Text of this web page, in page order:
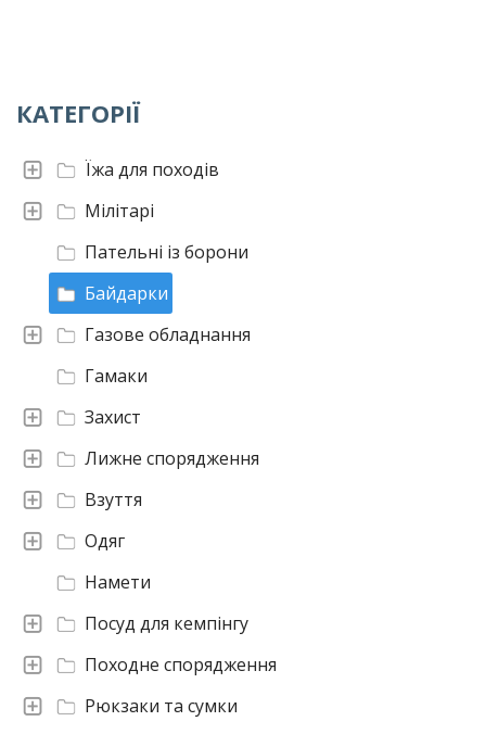
КАТЕГОРІЇ
Рюкзаки та сумки
Походне спорядження
Посуд для кемпінгу
Намети
Одяг
Взуття
Лижне спорядження
Захист
Гамаки
Газове обладнання
Байдарки
Пательні із борони
Мілітарі
Їжа для походів